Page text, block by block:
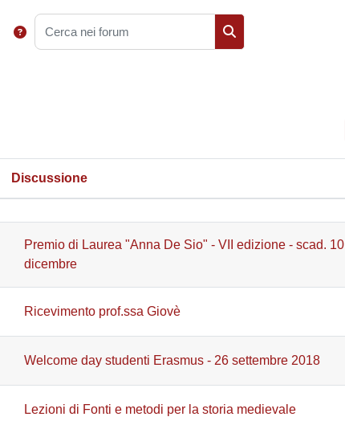
Cerca nei forum
Stato
Discussione
Premio di Laurea "Anna De Sio" - VII edizione - scad. 10
dicembre
Ricevimento prof.ssa Giovè
Welcome day studenti Erasmus - 26 settembre 2018
Lezioni di Fonti e metodi per la storia medievale